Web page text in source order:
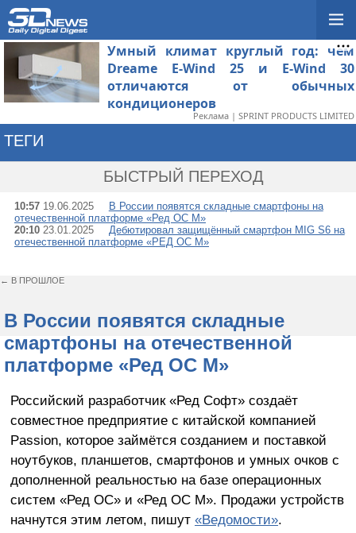
Умный климат круглый год: чем
Dreame E-Wind 25 и E-Wind 30
отличаются от обычных
кондиционеров
Реклама | SPRINT PRODUCTS LIMITED
ТЕГИ
БЫСТРЫЙ ПЕРЕХОД
10:57 19.06.2025
В России появятся складные смартфоны на
отечественной платформе «Ред ОС М»
20:10 23.01.2025
Дебютировал защищённый смартфон MIG S6 на
отечественной платформе «РЕД ОС М»
← В ПРОШЛОЕ
В России появятся складные
смартфоны на отечественной
платформе «Ред ОС М»
Российский разработчик «Ред Софт» создаёт
совместное предприятие с китайской компанией
Passion, которое займётся созданием и поставкой
ноутбуков, планшетов, смартфонов и умных очков с
дополненной реальностью на базе операционных
систем «Ред ОС» и «Ред ОС М». Продажи устройств
начнутся этим летом, пишут «Ведомости».